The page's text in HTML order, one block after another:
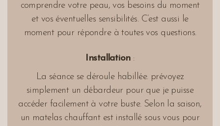
comprendre votre peau, vos besoins du moment
et vos éventuelles sensibilités. C’est aussi le
moment pour répondre à toutes vos questions.
Installation :
La séance se déroule habillée. prévoyez
simplement un débardeur pour que je puisse
accéder facilement à votre buste. Selon la saison,
un matelas chauffant est installé sous vous pour